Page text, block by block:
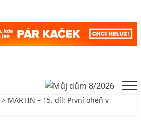
> MARTIN – 15. díl: První oheň v